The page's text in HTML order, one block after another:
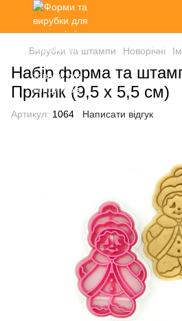
Вирубки та штампи Новорічні
Набір форма та
Пряник (9,5 х 5,5 см)
Артикул: 1064 Написати відгук